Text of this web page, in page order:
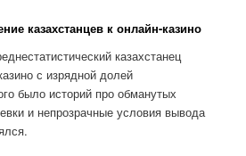
казахстанцев к онлайн-казино
казахстанец
с изрядной долей
было историй про обманутых
и непрозрачные условия вывода